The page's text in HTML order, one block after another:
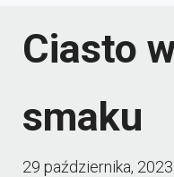
Ciasto
smaku
29 października, 2023